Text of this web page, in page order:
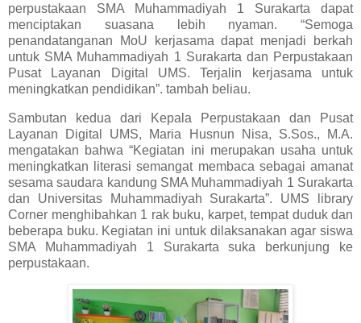
perpustakaan SMA Muhammadiyah 1 Surakarta dapat
menciptakan suasana lebih nyaman. “Semoga
penandatanganan MoU kerjasama dapat menjadi berkah
untuk SMA Muhammadiyah 1 Surakarta dan Perpustakaan
Pusat Layanan Digital UMS. Terjalin kerjasama untuk
meningkatkan pendidikan”. tambah beliau.
Sambutan kedua dari Kepala Perpustakaan dan Pusat
Layanan Digital UMS, Maria Husnun Nisa, S.Sos., M.A.
mengatakan bahwa “Kegiatan ini merupakan usaha untuk
meningkatkan literasi semangat membaca sebagai amanat
sesama saudara kandung SMA Muhammadiyah 1 Surakarta
dan Universitas Muhammadiyah Surakarta”. UMS library
Corner menghibahkan 1 rak buku, karpet, tempat duduk dan
beberapa buku. Kegiatan ini untuk dilaksanakan agar siswa
SMA Muhammadiyah 1 Surakarta suka berkunjung ke
perpustakaan.